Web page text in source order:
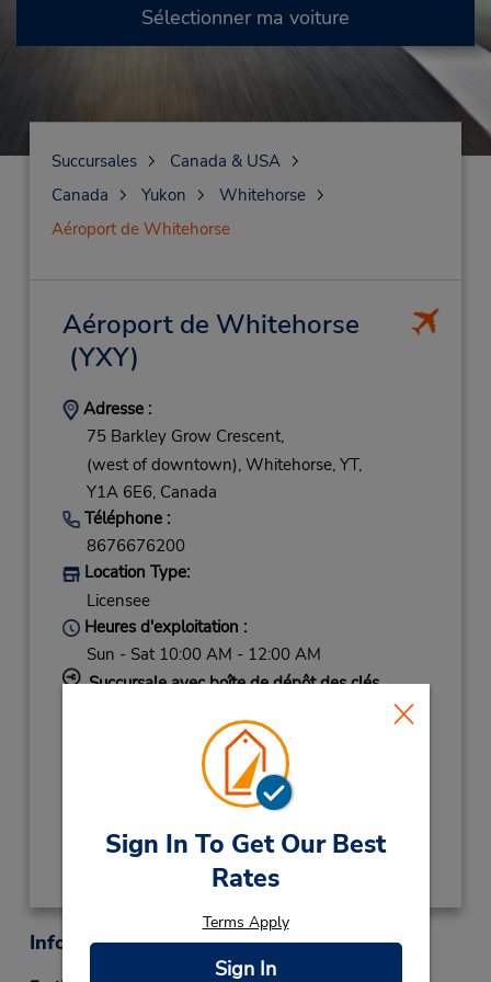
Sign In To Get Our Best
Rates
Terms Apply
Sign In
Sélectionner ma voiture
Succursales
Canada & USA
Canada
Yukon
Whitehorse
Aéroport de Whitehorse
Aéroport de Whitehorse
(YXY)
Adresse :
75 Barkley Grow Crescent,
(west of downtown), Whitehorse, YT,
Y1A 6E6, Canada
Téléphone :
8676676200
Location Type:
Licensee
Heures d'exploitation :
Sun - Sat 10:00 AM - 12:00 AM
Succursale avec boîte de dépôt des clés
trouve dans le terminal à une courte distance
de marche du stationnement.
Obtenir un itinéraire
Informations sur la succursale